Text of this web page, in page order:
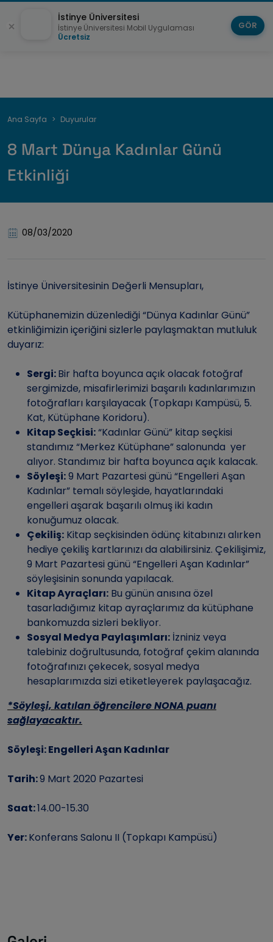
Breadcrumb
Ana Sayfa Duyurular
8 Mart Dünya Kadınlar Günü
Etkinliği
08/03/2020
İstinye Üniversitesinin Değerli Mensupları,
Kütüphanemizin düzenlediği “Dünya Kadınlar Günü”
etkinliğimizin içeriğini sizlerle paylaşmaktan mutluluk
duyarız:
Sergi:Bir hafta boyunca açık olacak fotoğraf
sergimizde, misafirlerimizi başarılı kadınlarımızın
fotoğrafları karşılayacak (Topkapı Kampüsü, 5.
Kat, Kütüphane Koridoru).
Kitap Seçkisi:“Kadınlar Günü” kitap seçkisi
standımız “Merkez Kütüphane” salonunda yer
alıyor. Standımız bir hafta boyunca açık kalacak.
Söyleşi:9 Mart Pazartesi günü “Engelleri Aşan
Kadınlar” temalı söyleşide, hayatlarındaki
engelleri aşarak başarılı olmuş iki kadın
konuğumuz olacak.
Çekiliş: Kitap seçkisinden ödünç kitabınızı alırken
hediye çekiliş kartlarınızı da alabilirsiniz. Çekilişimiz,
9 Mart Pazartesi günü “Engelleri Aşan Kadınlar”
söyleşisinin sonunda yapılacak.
Kitap Ayraçları: Bu günün anısına özel
tasarladığımız kitap ayraçlarımız da kütüphane
bankomuzda sizleri bekliyor.
Sosyal Medya Paylaşımları: İzniniz veya
talebiniz doğrultusunda, fotoğraf çekim alanında
fotoğrafınızı çekecek, sosyal medya
hesaplarımızda sizi etiketleyerek paylaşacağız.
*Söyleşi, katılan öğrencilere NONA puanı
sağlayacaktır.
Söyleşi: Engelleri Aşan Kadınlar
Tarih:9 Mart 2020 Pazartesi
Saat:14.00-15.30
Yer:Konferans Salonu II (Topkapı Kampüsü)
İstinye Üniversitesi
İstinye Üniversitesi Mobil Uygulaması
Ücretsiz
GÖR